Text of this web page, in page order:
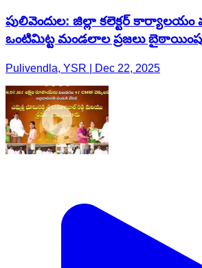
పులివెందుల: జిల్లా కలెక్టర్ కార్యాలయం
ఒంటిమిట్ట మండలాల ప్రజలు
Pulivendla, YSR | Dec 22, 2025